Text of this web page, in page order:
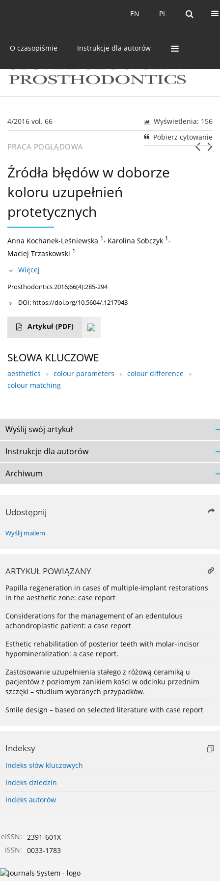
PL
EN PL
EN
O czasopiśmie Instrukcje dla autorów
4/2016 vol. 66
Wyświetlenia: 156
Pobierz cytowanie
PRACA POGLĄDOWA
Źródła błędów w doborze
koloru uzupełnień
protetycznych
Anna Kochanek-Leśniewska 1, Karolina Sobczyk 1,
Maciej Trzaskowski 1
Więcej
Prosthodontics 2016;66(4):285-294
DOI: https://doi.org/10.5604/.1217943
Artykuł (PDF)
SŁOWA KLUCZOWE
aesthetics colour parameters
colour difference
colour matching
Wyślij swój artykuł
Instrukcje dla autorów
Archiwum
Udostępnij
Wyślij mailem
ARTYKUŁ POWIĄZANY
Papilla regeneration in cases of multiple-implant restorations
in the aesthetic zone: case report
Considerations for the management of an edentulous
achondroplastic patient: a case report
Esthetic rehabilitation of posterior teeth with molar-incisor
hypomineralization: a case report.
Zastosowanie uzupełnienia stałego z różową ceramiką u
pacjentów z poziomym zanikiem kości w odcinku przednim
szczęki – studium wybranych przypadków.
Smile design – based on selected literature with case report
Indeksy
Indeks słów kluczowych
Indeks dziedzin
Indeks autorów
eISSN: 2391-601X
ISSN: 0033-1783